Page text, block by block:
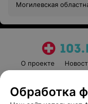
Могилевская
О проекте
Обработка